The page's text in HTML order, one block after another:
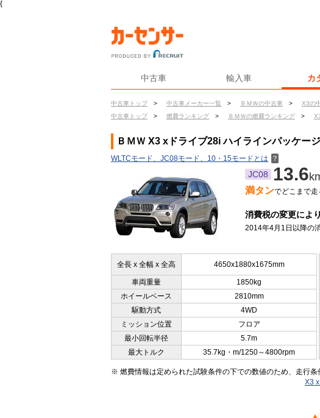
{
中古車 輸入車 カ
中古車トップ > 中古車メーカー一覧 > ＢＭＷの中古車 > X3の
中古車トップ
> 燃費ランキング > ＢＭＷの燃費ランキング >
ＢＭＷ X3 xドライブ28i ハイラインパッケー
WLTCモード、JC08モード、10・15モードとは ？
JC08 13.6
満タンでどこまで
消費税の変更によ
2014年4月1日以降の
全長 x 全幅 x 全高 4650x1880x1675mm
車両重量 1850kg
ホイールベース
2810mm
駆動方式
4WD
ミッション位置
フロア
最小回転半径
5.7m
最大トルク
35.7kg・m/1250～4800rpm
※ 燃費情報は定められた試験条件の下での数値のため、走行条
X3